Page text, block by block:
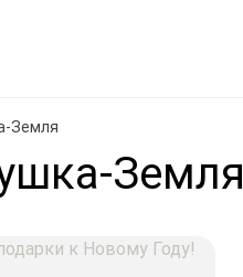
Земля
Земля